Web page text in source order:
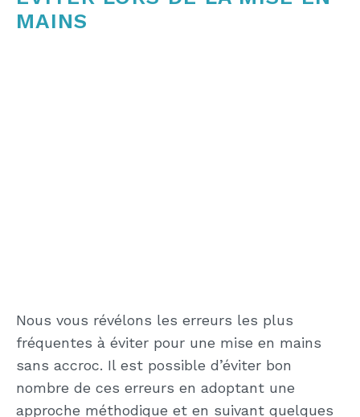
MAINS
Nous vous révélons les erreurs les plus
fréquentes à éviter pour une mise en mains
sans accroc. Il est possible d’éviter bon
nombre de ces erreurs en adoptant une
approche méthodique et en suivant quelques